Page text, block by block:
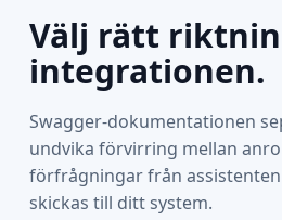
Välj rätt
integrationen.
Swagger-dokumentationen
undvika förvirring mellan
förfrågningar från
skickas till ditt system.